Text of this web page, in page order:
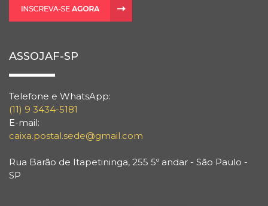
ASSOJAF-SP
Telefone e WhatsApp:
(11) 9 3434-5181
E-mail:
caixa.postal.sede@gmail.com
Rua Barão de Itapetininga, 255 5º andar - São Paulo -
SP